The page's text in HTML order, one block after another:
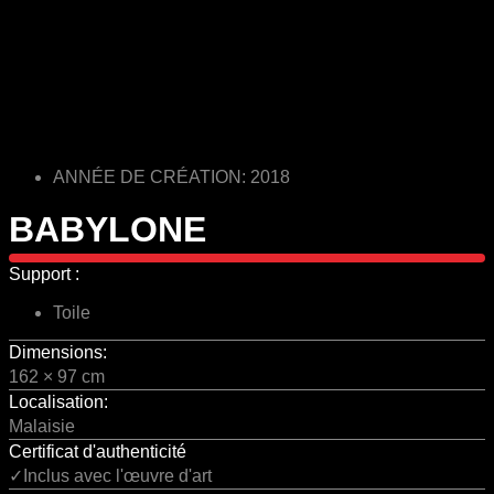
ANNÉE DE CRÉATION: 2018
BABYLONE
Support :
Toile
Dimensions:
162 × 97 cm
Localisation:
Malaisie
Certificat d'authenticité
✓Inclus avec l'œuvre d'art